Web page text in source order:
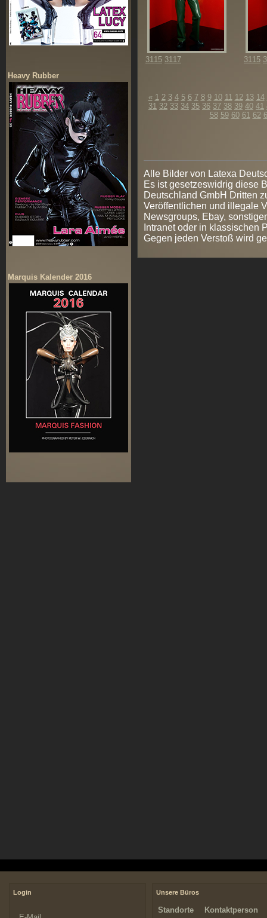
Heavy Rubber
Marquis Kalender 2016
3115 3117 3115
« 1 2 3 4 5 6 7 8 9 10 11 12 13 14
31 32 33 34 35 36 37 38 39 40 41
58 59 60 61 62
Alle Bilder von Latexa
Es ist gesetzeswidrig diese
Deutschland GmbH Dritten
Veröffentlichen und illegale
Newsgroups, Ebay,
Intranet oder in klassischen
Gegen jeden Verstoß wird
Login Unsere Büros
Standorte Kontaktperson